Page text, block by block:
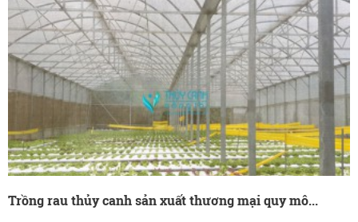
Trồng rau thủy canh sản xuất thương mại quy mô...